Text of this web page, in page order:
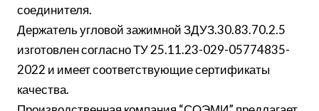
соединителя.
Держатель угловой зажимной ЗДУЗ.30.83.70.2.5
изготовлен согласно ТУ 25.11.23-029-05774835-
2022 и имеет соответствующие сертификаты
качества.